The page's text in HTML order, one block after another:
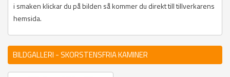
i smaken klickar du på bilden så kommer du direkt till tillverkarens
hemsida.
BILDGALLERI - SKORSTENSFRIA KAMINER